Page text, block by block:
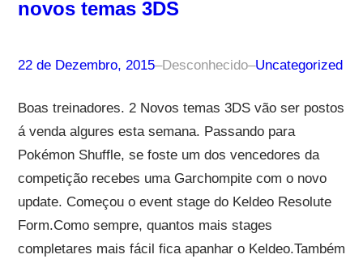
novos temas 3DS
22 de Dezembro, 2015–Desconhecido–Uncategorized
Boas treinadores. 2 Novos temas 3DS vão ser postos
á venda algures esta semana. Passando para
Pokémon Shuffle, se foste um dos vencedores da
competição recebes uma Garchompite com o novo
update. Começou o event stage do Keldeo Resolute
Form.Como sempre, quantos mais stages
completares mais fácil fica apanhar o Keldeo.Também